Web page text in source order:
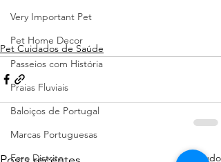
Very Important Pet
Pet Home Decor
Passeios com História
Praias Fluviais
Baloiços de Portugal
Marcas Portuguesas
Faro Distrito
Pet Cuidados de Saúde
Ver tudo